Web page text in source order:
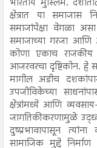
क्षेत्रात या समाजास
समाजांपेक्षा वेगळा
समाजाच्या गरजा
कोणा एकाच
आजरवरचा दृष्टिकोन. हे
मागील अडीच
उपजीविकेच्या
क्षेत्रांमध्ये आणि
जागतिकीकरणामुळे
दुष्प्रभावापासून
सामाजिक मुद्दे